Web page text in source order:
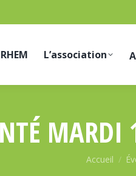
L’association
MARDI
Vous êtes
Accueil